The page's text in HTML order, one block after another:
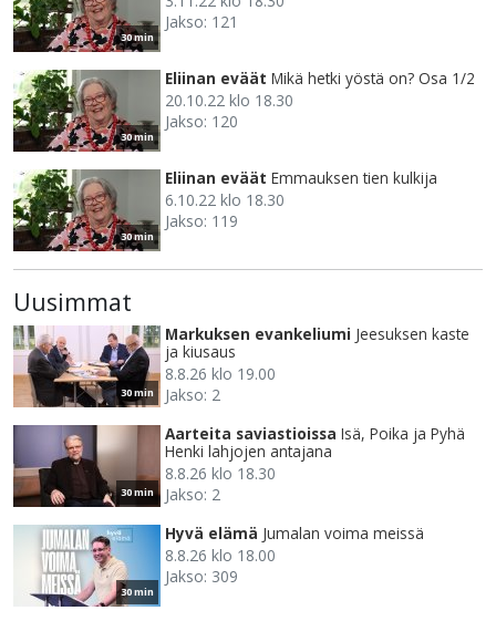
30 min
Jakso: 121
30 min
Eliinan eväät Mikä hetki yöstä on? Osa 1/2
20.10.22 klo 18.30
Jakso: 120
30 min
Eliinan eväät Emmauksen tien kulkija
6.10.22 klo 18.30
Jakso: 119
Uusimmat
30 min
Markuksen evankeliumi Jeesuksen kaste
ja kiusaus
8.8.26 klo 19.00
Jakso: 2
30 min
Aarteita saviastioissa Isä, Poika ja Pyhä
Henki lahjojen antajana
8.8.26 klo 18.30
Jakso: 2
30 min
Hyvä elämä Jumalan voima meissä
8.8.26 klo 18.00
Jakso: 309